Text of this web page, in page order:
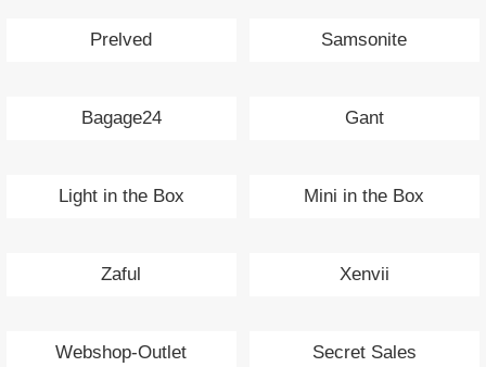
Prelved Samsonite
Bagage24 Gant
Light in the Box Mini in the Box
Zaful Xenvii
Webshop-Outlet Secret Sales